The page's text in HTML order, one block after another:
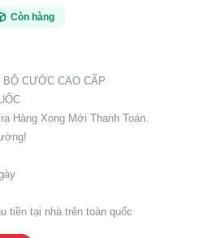
Còn hàng
CƯỚC CAO CẤP
Hàng Xong Mới Thanh Toán.
tiền tại nhà trên toàn quốc